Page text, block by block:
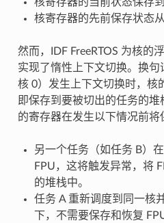
核寄存器的先前保存状态
然而，IDF FreeRTOS 为核的
实现了惰性上下文切换。换句
核 0）发生上下文切换时，核
即保存到要被切出的任务的
的寄存器在发生以下情况前将
另一个任务（如任务 B）
FPU，这将触发异常，将
的堆栈中。
任务 A 重新调度到同一核
下，不需要保存和恢复